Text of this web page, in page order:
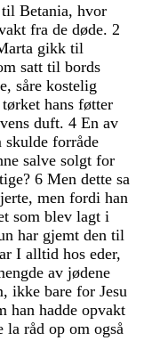
til Betania, hvor
fra de døde. 2
gikk til
satt til bords
, såre kostelig
tørket hans føtter
duft. 4 En av
skulde forråde
salve solgt for
? 6 Men dette sa
, men fordi han
som blev lagt i
har gjemt den til
I alltid hos eder,
av jødene
, ikke bare for Jesu
han hadde opvakt
la råd op om også